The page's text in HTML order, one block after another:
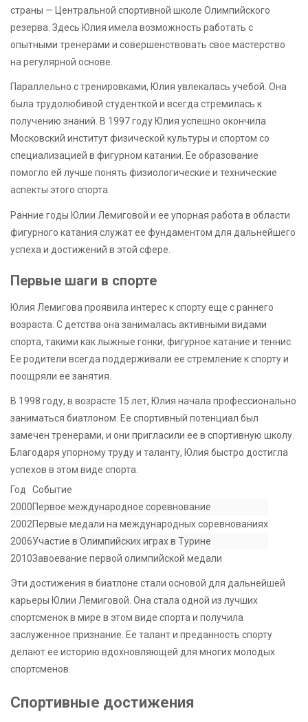
страны — Центральной спортивной школе Олимпийского
резерва. Здесь Юлия имела возможность работать с
опытными тренерами и совершенствовать свое мастерство
на регулярной основе.
Параллельно с тренировками, Юлия увлекалась учебой. Она
была трудолюбивой студенткой и всегда стремилась к
получению знаний. В 1997 году Юлия успешно окончила
Московский институт физической культуры и спортом со
специализацией в фигурном катании. Ее образование
помогло ей лучше понять физиологические и технические
аспекты этого спорта.
Ранние годы Юлии Лемиговой и ее упорная работа в области
фигурного катания служат ее фундаментом для дальнейшего
успеха и достижений в этой сфере.
Первые шаги в спорте
Юлия Лемигова проявила интерес к спорту еще с раннего
возраста. С детства она занималась активными видами
спорта, такими как лыжные гонки, фигурное катание и теннис.
Ее родители всегда поддерживали ее стремление к спорту и
поощряли ее занятия.
В 1998 году, в возрасте 15 лет, Юлия начала профессионально
заниматься биатлоном. Ее спортивный потенциал был
замечен тренерами, и они пригласили ее в спортивную школу.
Благодаря упорному труду и таланту, Юлия быстро достигла
успехов в этом виде спорта.
Год
Событие
2000Первое международное соревнование
2002Первые медали на международных соревнованиях
2006Участие в Олимпийских играх в Турине
2010Завоевание первой олимпийской медали
Эти достижения в биатлоне стали основой для дальнейшей
карьеры Юлии Лемиговой. Она стала одной из лучших
спортсменок в мире в этом виде спорта и получила
заслуженное признание. Ее талант и преданность спорту
делают ее историю вдохновляющей для многих молодых
спортсменов.
Спортивные достижения